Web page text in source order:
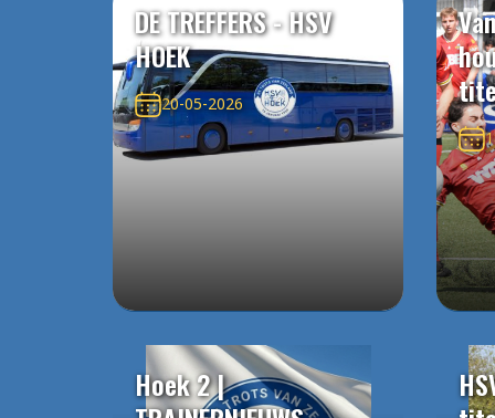
DE TREFFERS - HSV
HOEK
20-05-2026
Hoek 2 |